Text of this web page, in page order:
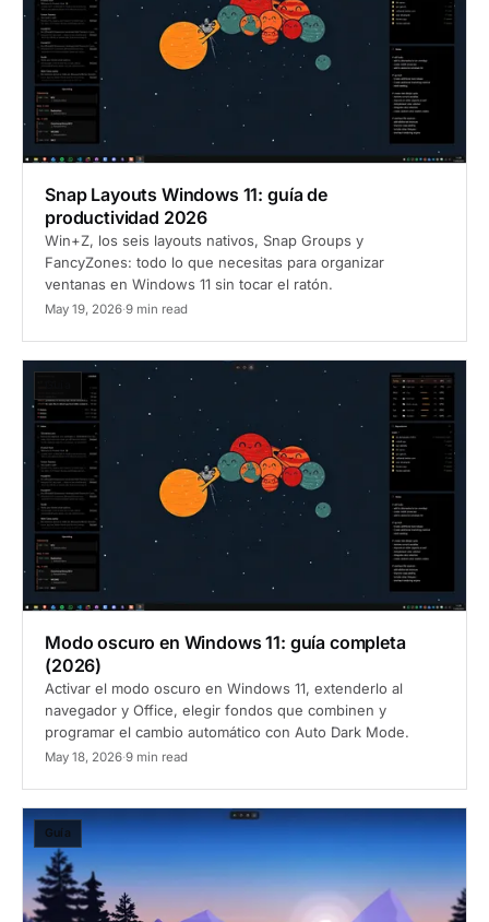
Snap Layouts Windows 11: guía de
productividad 2026
Win+Z, los seis layouts nativos, Snap Groups y
FancyZones: todo lo que necesitas para organizar
ventanas en Windows 11 sin tocar el ratón.
May 19, 2026·9 min read
Modo oscuro en Windows 11: guía completa
(2026)
Activar el modo oscuro en Windows 11, extenderlo al
navegador y Office, elegir fondos que combinen y
programar el cambio automático con Auto Dark Mode.
May 18, 2026·9 min read
Guía